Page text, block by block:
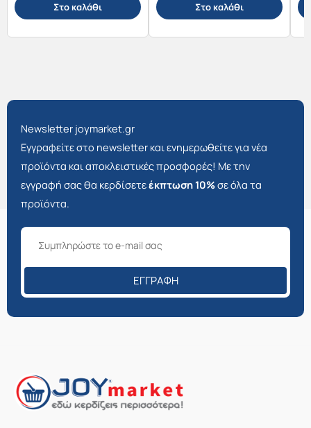
Στο καλάθι Στο καλάθι
Newsletter joymarket.gr
Εγγραφείτε στο newsletter και ενημερωθείτε για νέα
προϊόντα και αποκλειστικές προσφορές! Με την
εγγραφή σας θα κερδίσετεέκπτωση 10%σε όλα τα
προϊόντα.
ΕΓΓΡΑΦΉ